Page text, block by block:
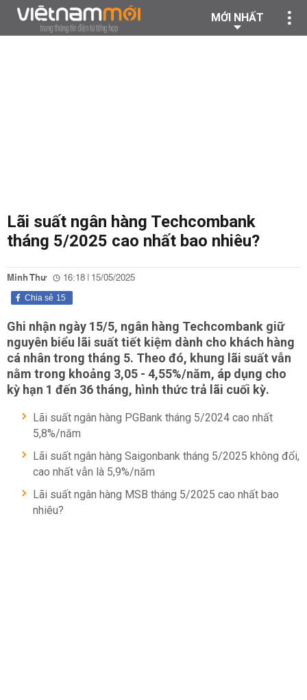
MỚI NHẤT
Lãi suất ngân hàng Techcombank
tháng 5/2025 cao nhất bao nhiêu?
Minh Thư 16:18 | 15/05/2025
15
Chia sẻ
Ghi nhận ngày 15/5, ngân hàng Techcombank giữ
nguyên biểu lãi suất tiết kiệm dành cho khách hàng
cá nhân trong tháng 5. Theo đó, khung lãi suất vẫn
nằm trong khoảng 3,05 - 4,55%/năm, áp dụng cho
kỳ hạn 1 đến 36 tháng, hình thức trả lãi cuối kỳ.
Lãi suất ngân hàng PGBank tháng 5/2024 cao nhất
5,8%/năm
Lãi suất ngân hàng Saigonbank tháng 5/2025 không đổi,
cao nhất vẫn là 5,9%/năm
Lãi suất ngân hàng MSB tháng 5/2025 cao nhất bao
nhiêu?